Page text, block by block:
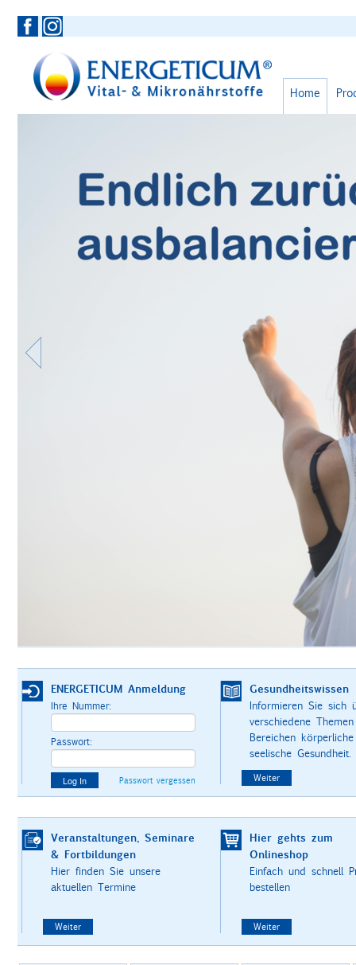
Home
ENERGETICUM Anmeldung
Ihre Nummer:
Passwort:
Log In Passwort vergessen
Gesundheitswissen
Informieren Sie sich
verschiedene
Bereichen
seelische Gesundheit.
Weiter
Veranstaltungen, Seminare
& Fortbildungen
Hier finden Sie unsere
aktuellen Termine
Weiter
Hier gehts zum
Onlineshop
Einfach und schnell
bestellen
Weiter